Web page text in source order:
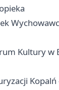
Kultury w